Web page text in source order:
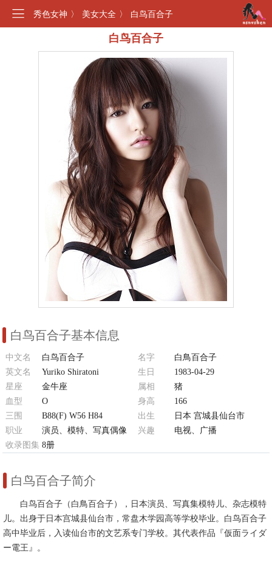
秀色女神 〉 美女大全 〉 白鸟百合子
白鸟百合子
白鸟百合子基本信息
中文名 白鸟百合子 名字
白鳥百合子
英文名
Yuriko Shiratoni 生日
1983-04-29
星座
金牛座 属相
猪
血型
O 身高
166
三围
B88(F) W56 H84 出生
日本 宫城县仙台市
职业
演员、模特、写真偶像 兴趣
电视、广播
收录图集 8册
白鸟百合子简介
白鸟百合子（白鳥百合子），日本演员、写真集模特儿、杂志模特
儿。出身于日本宫城县仙台市，常盘木学园高等学校毕业。白鸟百合子
高中毕业后，入读仙台市的文艺系专门学校。其代表作品『仮面ライダ
ー電王』。